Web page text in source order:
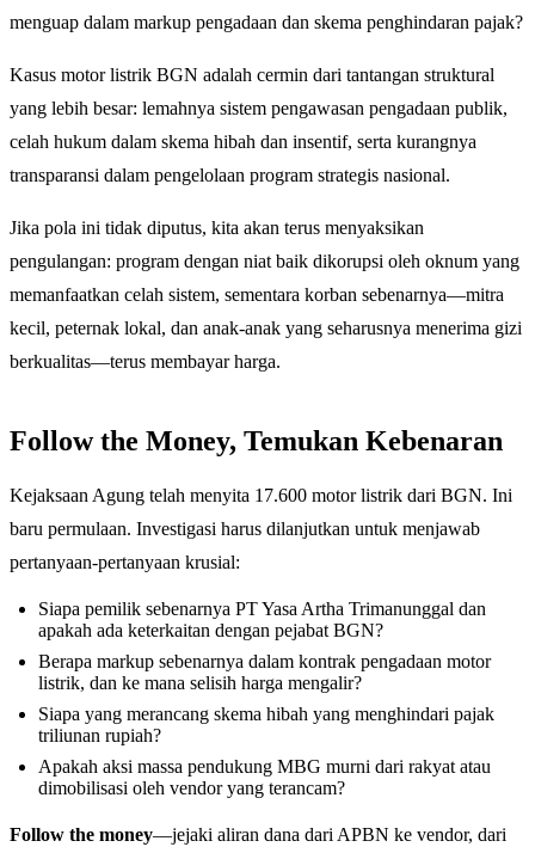
menguap dalam markup pengadaan dan skema penghindaran pajak?
Kasus motor listrik BGN adalah cermin dari tantangan struktural
yang lebih besar: lemahnya sistem pengawasan pengadaan publik,
celah hukum dalam skema hibah dan insentif, serta kurangnya
transparansi dalam pengelolaan program strategis nasional.
Jika pola ini tidak diputus, kita akan terus menyaksikan
pengulangan: program dengan niat baik dikorupsi oleh oknum yang
memanfaatkan celah sistem, sementara korban sebenarnya—mitra
kecil, peternak lokal, dan anak-anak yang seharusnya menerima gizi
berkualitas—terus membayar harga.
Follow the Money, Temukan Kebenaran
Kejaksaan Agung telah menyita 17.600 motor listrik dari BGN. Ini
baru permulaan. Investigasi harus dilanjutkan untuk menjawab
pertanyaan-pertanyaan krusial:
Siapa pemilik sebenarnya PT Yasa Artha Trimanunggal dan
apakah ada keterkaitan dengan pejabat BGN?
Berapa markup sebenarnya dalam kontrak pengadaan motor
listrik, dan ke mana selisih harga mengalir?
Siapa yang merancang skema hibah yang menghindari pajak
triliunan rupiah?
Apakah aksi massa pendukung MBG murni dari rakyat atau
dimobilisasi oleh vendor yang terancam?
Follow the money—jejaki aliran dana dari APBN ke vendor, dari